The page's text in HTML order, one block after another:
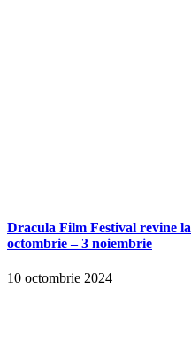
Dracula Film Festival revine
octombrie – 3 noiembrie
10 octombrie 2024